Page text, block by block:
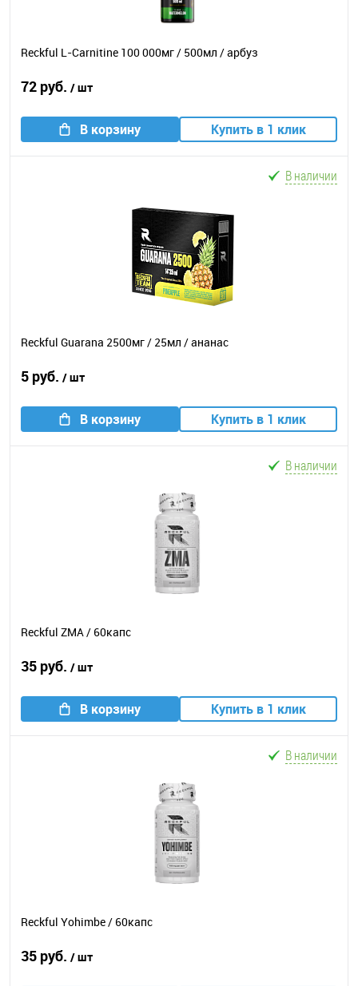
Reckful L-Carnitine 100 000мг / 500мл / арбуз
72 руб. / шт
В корзину Купить в 1 клик
В наличии
Reckful Guarana 2500мг / 25мл / ананас
5 руб. / шт
В корзину Купить в 1 клик
В наличии
Reckful ZMA / 60капс
35 руб. / шт
В корзину Купить в 1 клик
В наличии
Reckful Yohimbe / 60капс
35 руб. / шт